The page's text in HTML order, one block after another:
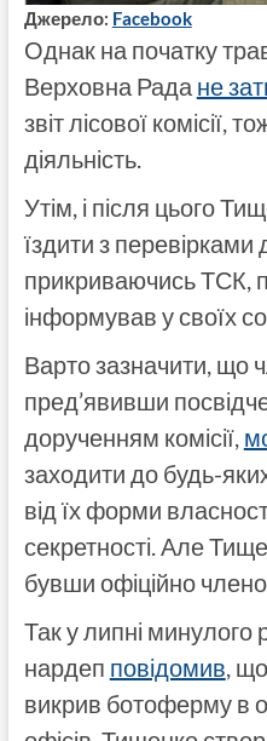
Джерело: Facebook
Однак на початку
Верховна Рада не
звіт лісової комісії,
діяльність.
Утім, і після цього
їздити з перевірками
прикриваючись ТСК,
інформував у своїх
Варто зазначити, що
пред’явивши
дорученням комісії,
заходити до будь-
від їх форми
секретності. Але
бувши офіційно
Так у липні минулого
нардеп повідомив,
викрив ботоферму в